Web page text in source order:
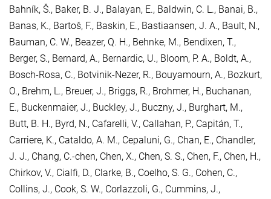
Bahník, Š., Baker, B. J., Balayan, E., Baldwin, C. L., Banai, B.,
Banas, K., Bartoš, F., Baskin, E., Bastiaansen, J. A., Bault, N.,
Bauman, C. W., Beazer, Q. H., Behnke, M., Bendixen, T.,
Berger, S., Bernard, A., Bernardic, U., Bloom, P. A., Boldt, A.,
Bosch-Rosa, C., Botvinik-Nezer, R., Bouyamourn, A., Bozkurt,
O., Brehm, L., Breuer, J., Briggs, R., Brohmer, H., Buchanan,
E., Buckenmaier, J., Buckley, J., Buczny, J., Burghart, M.,
Butt, B. H., Byrd, N., Cafarelli, V., Callahan, P., Capitán, T.,
Carriere, K., Cataldo, A. M., Cepaluni, G., Chan, E., Chandler,
J. J., Chang, C.-chen, Chen, X., Chen, S. S., Chen, F., Chen, H.,
Chirkov, V., Cialfi, D., Clarke, B., Coelho, S. G., Cohen, C.,
Collins, J., Cook, S. W., Corlazzoli, G., Cummins, J.,